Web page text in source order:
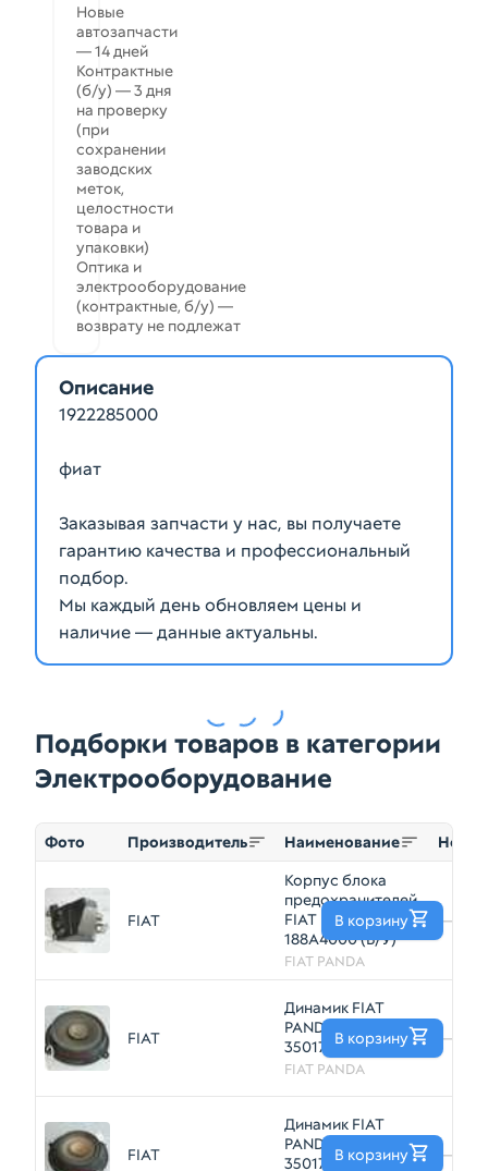
Новые
автозапчасти
— 14 дней
Контрактные
(б/у) — 3 дня
на проверку
(при
сохранении
заводских
меток,
целостности
товара и
упаковки)
Оптика и
электрооборудование
(контрактные, б/у) —
возврату не подлежат
Описание
1922285000
фиат
Заказывая запчасти у нас, вы получаете
гарантию качества и профессиональный
подбор.
Мы каждый день обновляем цены и
наличие — данные актуальны.
Подборки товаров в категории
Электрооборудование
Фото Производитель Наименование Номер
FIAT
Корпус блока
предохранителей
FIAT PANDA
188A4000 (Б/У)
FIAT PANDA
—
В корзину
FIAT
Динамик FIAT
PANDA (Б/У)
35017932
FIAT PANDA
—
В корзину
FIAT
Динамик FIAT
PANDA (Б/У)
35017944
—
В корзину